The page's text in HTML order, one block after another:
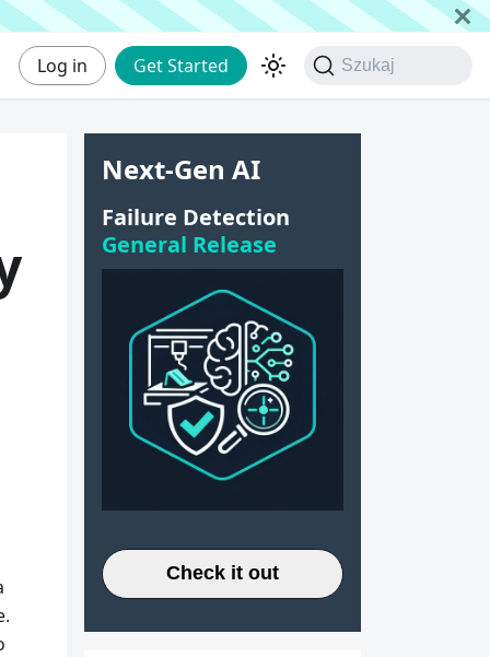
Log in Get Started Szukaj
Next-Gen AI
Failure Detection
General Release
Check it out